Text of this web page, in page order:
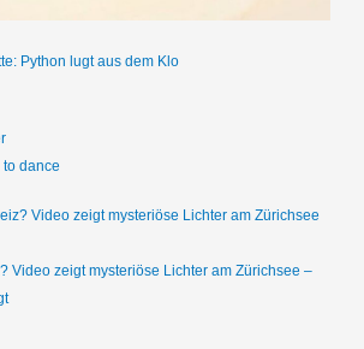
Python lugt aus dem Klo
dance
Video zeigt mysteriöse Lichter am Zürichsee –